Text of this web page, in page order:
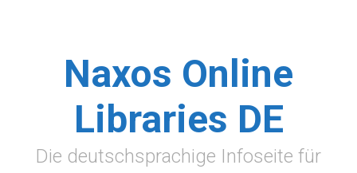
Naxos Online
Libraries DE
Die deutschsprachige Infoseite für